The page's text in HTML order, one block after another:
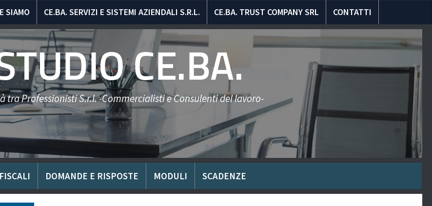
SIAMO CE.BA. SERVIZI E SISTEMI AZIENDALI S.R.L. CE.BA. TRUST COMPANY SRL CONTATTI
CE.BA.
tra Professionisti S.r.l. -Commercialisti e Consulenti del lavoro-
DOMANDE E RISPOSTE MODULI SCADENZE